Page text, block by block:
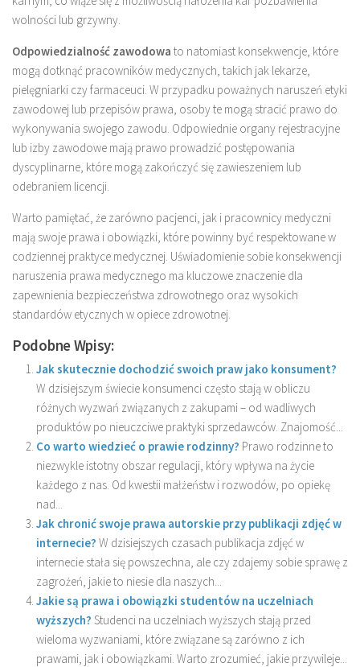
wolności lub grzywny.
Odpowiedzialność zawodowa to natomiast konsekwencje, które
mogą dotknąć pracowników medycznych, takich jak lekarze,
pielęgniarki czy farmaceuci. W przypadku poważnych naruszeń etyki
zawodowej lub przepisów prawa, osoby te mogą stracić prawo do
wykonywania swojego zawodu. Odpowiednie organy rejestracyjne
lub izby zawodowe mają prawo prowadzić postępowania
dyscyplinarne, które mogą zakończyć się zawieszeniem lub
odebraniem licencji.
Warto pamiętać, że zarówno pacjenci, jak i pracownicy medyczni
mają swoje prawa i obowiązki, które powinny być respektowane w
codziennej praktyce medycznej. Uświadomienie sobie konsekwencji
naruszenia prawa medycznego ma kluczowe znaczenie dla
zapewnienia bezpieczeństwa zdrowotnego oraz wysokich
standardów etycznych w opiece zdrowotnej.
Podobne Wpisy:
Jak skutecznie dochodzić swoich praw jako konsument?
W dzisiejszym świecie konsumenci często stają w obliczu
różnych wyzwań związanych z zakupami – od wadliwych
produktów po nieuczciwe praktyki sprzedawców. Znajomość...
Co warto wiedzieć o prawie rodzinny? Prawo rodzinne to
niezwykle istotny obszar regulacji, który wpływa na życie
każdego z nas. Od kwestii małżeństw i rozwodów, po opiekę
nad...
Jak chronić swoje prawa autorskie przy publikacji zdjęć w
internecie? W dzisiejszych czasach publikacja zdjęć w
internecie stała się powszechna, ale czy zdajemy sobie sprawę z
zagrożeń, jakie to niesie dla naszych...
Jakie są prawa i obowiązki studentów na uczelniach
wyższych? Studenci na uczelniach wyższych stają przed
wieloma wyzwaniami, które związane są zarówno z ich
prawami, jak i obowiązkami. Warto zrozumieć, jakie przywileje...